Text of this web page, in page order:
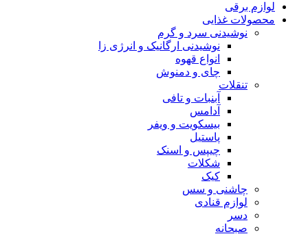
لوازم برقی
محصولات غذایی
نوشیدنی سرد و گرم
نوشیدنی ارگانیک و انرژی زا
انواع قهوه
چای و دمنوش
تنقلات
آبنبات و تافی
آدامس
بیسکویت و ویفر
پاستیل
چیپس و اسنک
شکلات
کیک
چاشنی و سس
لوازم قنادی
دسر
صبحانه